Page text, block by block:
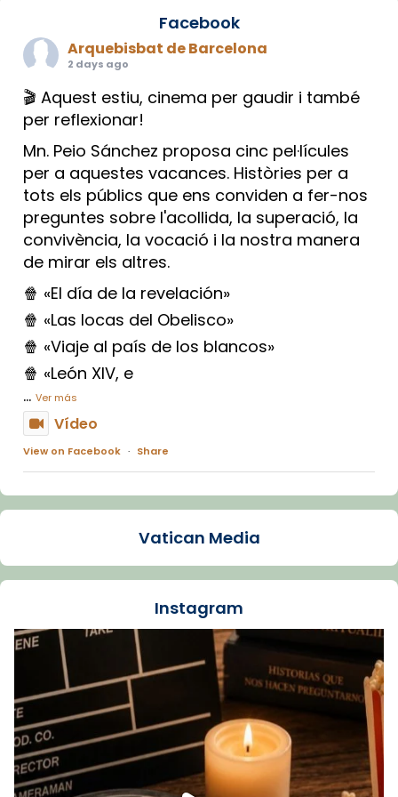
Facebook
Arquebisbat de Barcelona
2 days ago
🎬 Aquest estiu, cinema per gaudir i també
per reflexionar!
Mn. Peio Sánchez proposa cinc pel·lícules
per a aquestes vacances. Històries per a
tots els públics que ens conviden a fer-nos
preguntes sobre l'acollida, la superació, la
convivència, la vocació i la nostra manera
de mirar els altres.
🍿 «El día de la revelación»
🍿 «Las locas del Obelisco»
🍿 «Viaje al país de los blancos»
🍿 «León XIV, e
... Ver más
Vídeo
View on Facebook · Share
Arquebisbat de Barcelona
La Carmina va patir depressió. Fa gairebé
dos mesos, a l'Estadi Lluís Companys, la
Recupera l'entrevista comp
Vatican
tican News 👇
www.vaticannews.va/es/iglesia/news/2026-
07/carmina-historia-depresion-papa-viaje-
espana-testimoni...
Foto
Vatican Media
Instagram